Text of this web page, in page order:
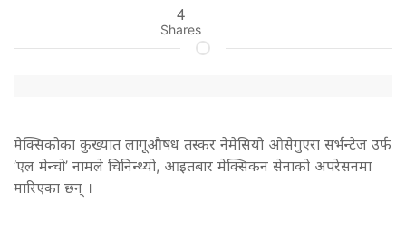
4
Shares
मेक्सिकोका कुख्यात लागूऔषध तस्कर नेमेसियो ओसेगुएरा सर्भन्टेज उर्फ
‘एल मेन्चो’ नामले चिनिन्थ्यो, आइतबार मेक्सिकन सेनाको अपरेसनमा
मारिएका छन् ।